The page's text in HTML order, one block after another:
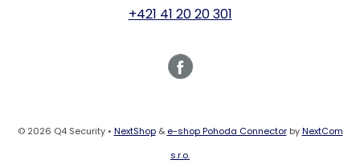
+421 41 20 20 301
© 2026 Q4 Security • NextShop& e-shop Pohoda ConnectorbyNextCom
s.r.o.